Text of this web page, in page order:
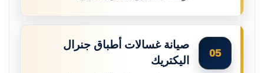
05
صيانة غسالات أطباق جنرال
اليكتريك